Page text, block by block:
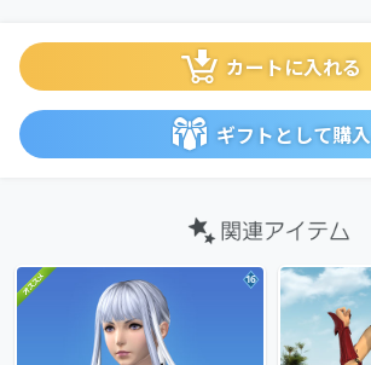
カートに入れる
ギフトとして購入
16